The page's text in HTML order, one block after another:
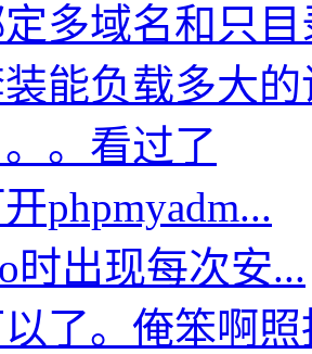
多域名和只目
能负载多大的
。看过了
phpmyadm...
时出现每次安...
了。俺笨啊照